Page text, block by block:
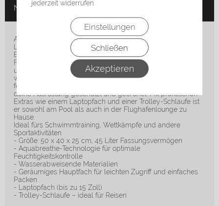
jederzeit widerrufen.
Einstellungen
Schließen
Akzeptieren
Nicht auf Lager
Arena Sea Turtles One Go Rucksack Limited Edition mit 45
Litern Fassungsvermögen.
Bedruckt mit den bunten Wasserbewohnern in leuchtenden
Farben und mit schwarzen Details versehen, ist er dein
ultimativer Begleiter fürs Schwimmen. Aus
wasserabweisendem Material gefertigt und mit
feuchtigkeitskontrollierenden Fächern ausgestattet, hält er
deine Ausrüstung geschützt und geordnet. Mit praktischen
Extras wie einem Laptopfach und einer Trolley-Schlaufe ist
er sowohl am Pool als auch in der Flughafenlounge zu
Hause.
Ideal fürs Schwimmtraining, Wettkämpfe und andere
Sportaktivitäten
- Größe: 50 x 40 x 25 cm, 45 Liter Fassungsvermögen
- Aquabreathe-Technologie für optimale
Feuchtigkeitskontrolle
- Wasserabweisende Materialien
- Geräumiges Hauptfach für leichten Zugriff und einfaches
Packen
- Laptopfach (bis zu 15 Zoll)
- Trolley-Schlaufe – ideal für Reisen